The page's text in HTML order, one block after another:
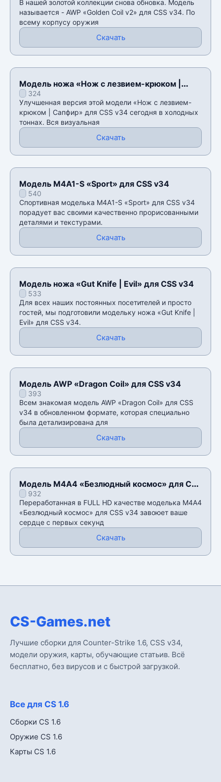
В нашей золотой коллекции снова обновка. Модель
называется - AWP «Golden Coil v2» для CSS v34. По
всему корпусу оружия
Скачать
Модель ножа «Нож с лезвием-крюком |
Градиент» для CSS v34
324
Улучшенная версия этой модели «Нож с лезвием-
крюком | Сапфир» для CSS v34 сегодня в холодных
тоннах. Вся визуальная
Скачать
Модель M4A1-S «Sport» для CSS v34
540
Спортивная моделька M4A1-S «Sport» для CSS v34
порадует вас своими качественно прорисованными
деталями и текстурами.
Скачать
Модель ножа «Gut Knife | Evil» для CSS v34
533
Для всех наших постоянных посетителей и просто
гостей, мы подготовили модельку ножа «Gut Knife |
Evil» для CSS v34.
Скачать
Модель AWP «Dragon Coil» для CSS v34
393
Всем знакомая модель AWP «Dragon Coil» для CSS
v34 в обновленном формате, которая специально
была детализирована для
Скачать
Модель М4А4 «Безлюдный космос» для CSS
v34932
Переработанная в FULL HD качестве моделька М4А4
«Безлюдный космос» для CSS v34 завоюет ваше
сердце с первых секунд
Скачать
CS-Games.net
Лучшие сборки для Counter-Strike 1.6, CSS v34,
модели оружия, карты, обучающие статьив. Всё
бесплатно, без вирусов и с быстрой загрузкой.
Все для CS 1.6
Сборки CS 1.6
Оружие CS 1.6
Карты CS 1.6